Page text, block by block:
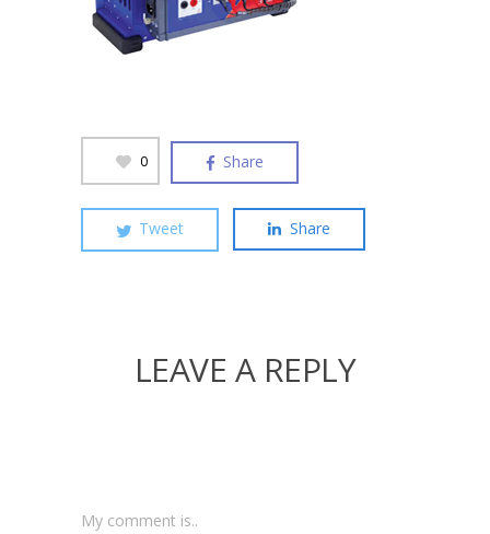
0 Share
Tweet Share
LEAVE A REPLY
My comment is..